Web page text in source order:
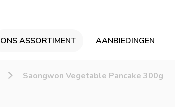
ONS ASSORTIMENT AANBIEDINGEN
Saongwon Vegetable Pancake 300g